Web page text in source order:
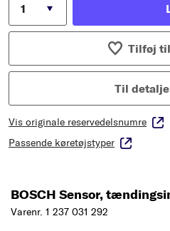
Tilføj
Til
Vis originale reservedelsnumre
Passende køretøjstyper
BOSCH Sensor,
Varenr. 1 237 031 292